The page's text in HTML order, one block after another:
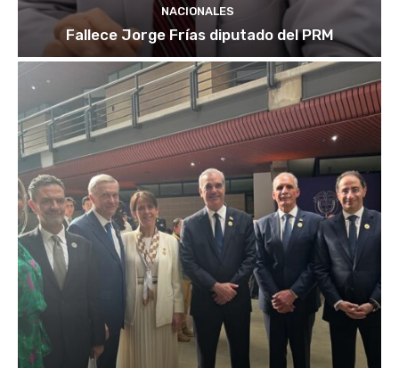
NACIONALES
Fallece Jorge Frías diputado del PRM